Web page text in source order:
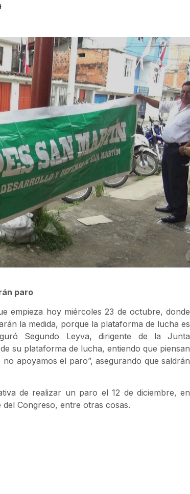
paro
empieza hoy miércoles 23 de octubre, donde
la medida, porque la plataforma de lucha es
Segundo Leyva, dirigente de la Junta
su plataforma de lucha, entiendo que piensan
apoyamos el paro”, asegurando que saldrán
de realizar un paro el 12 de diciembre, en
Congreso, entre otras cosas.